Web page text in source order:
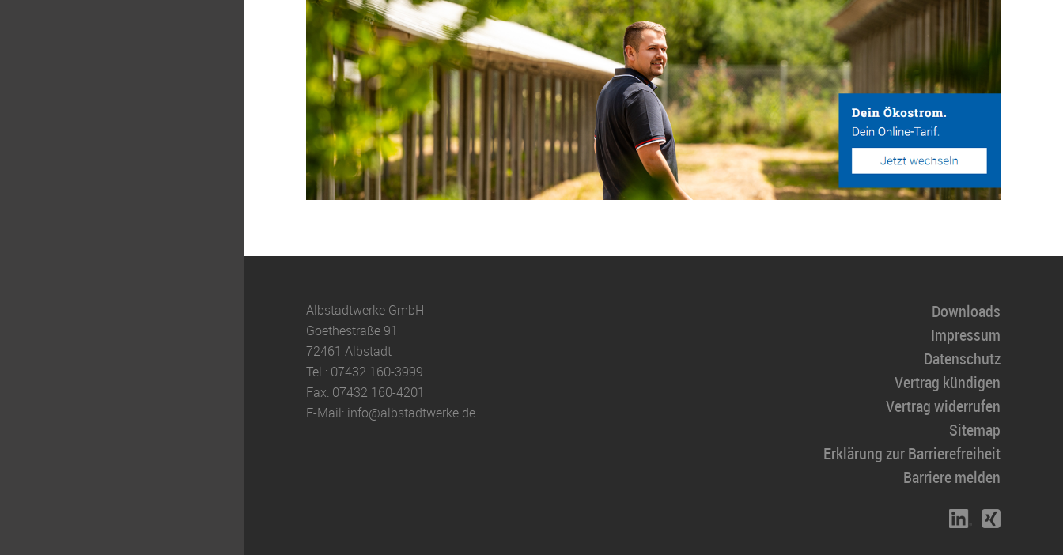
Albstadtwerke GmbH
Goethestraße 91
72461 Albstadt
Tel.: 07432 160-3999
Fax: 07432 160-4201
E-Mail: info@albstadtwerke.de
Downloads
Impressum
Datenschutz
Vertrag kündigen
Vertrag widerrufen
Sitemap
Erklärung zur Barrierefreiheit
Barriere melden